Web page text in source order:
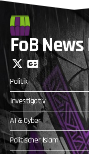
FoB
Politik
Investigativ
AI & Cyber
Politischer Islam